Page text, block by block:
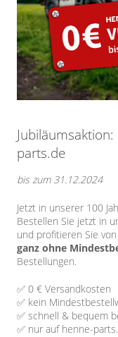
parts.de
bis zum 31.12.2024
Jetzt in unserer 100
Bestellen Sie jetzt in
und profitieren Sie von
ganz ohne
Bestellungen.
✅ 0 € Versandkosten
✅ kein
✅ schnell & bequem
✅ nur auf henne-